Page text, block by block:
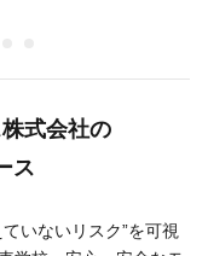
式会社の
ス
いないリスク”を可視